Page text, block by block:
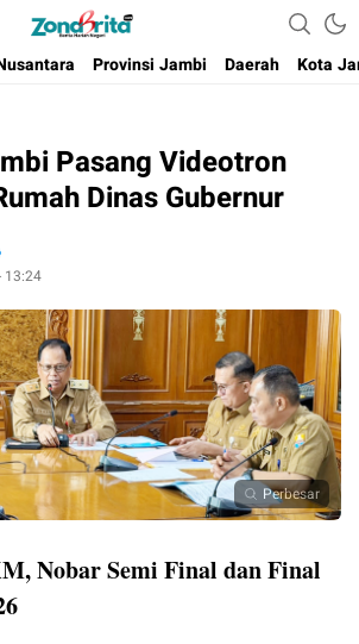
Berita Harian Negeri
Provinsi Jambi Daerah Kota
Pasang Videotron
Dinas Gubernur
13:24
Perbesar
Nobar Semi Final dan Final